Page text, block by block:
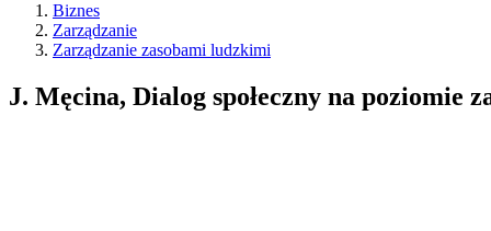
Biznes
Zarządzanie
Zarządzanie zasobami ludzkimi
J. Męcina, Dialog społeczny na poziomie